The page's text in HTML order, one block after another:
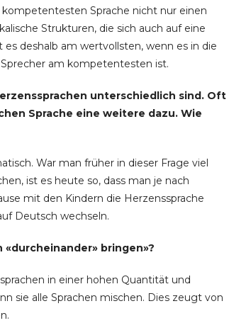
Sprache nicht nur einen
Strukturen, die sich auch auf eine
deshalb am wertvollsten, wenn es in die
am kompetentesten ist.
unterschiedlich sind. Oft
Sprache eine weitere dazu. Wie
War man früher in dieser Frage viel
ist es heute so, dass man je nach
mit den Kindern die Herzenssprache
Deutsch wechseln.
bringen»?
in einer hohen Quantität und
sie alle Sprachen mischen. Dies zeugt von